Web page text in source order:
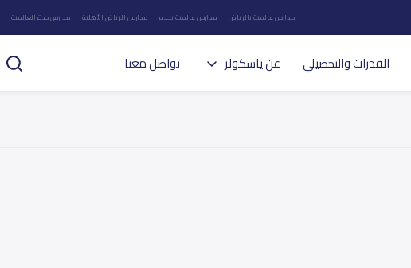
مدارس عالمية بالرياض مدارس عالمية بجده مدارس الرياض الأهلية مدارس جدة العالمية
القدرات والتحصيلي عن ياسكولز تواصل معنا